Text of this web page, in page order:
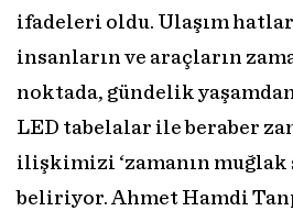
ifadeleri oldu. Ulaşım
insanların ve araçların
noktada, gündelik
LED tabelalar ile beraber
ilişkimizi ‘zamanın muğlak
beliriyor. Ahmet Hamdi